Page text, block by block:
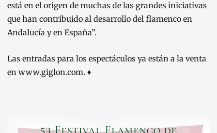
está en el origen de muchas de las grandes iniciativas
que han contribuido al desarrollo del flamenco en
Andalucía y en España”.
Las entradas para los espectáculos ya están a la venta
en www.giglon.com. ♦